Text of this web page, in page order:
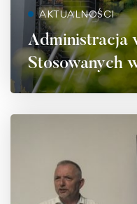
AKTUALNOŚCI
Administracja
Stosowanych
które